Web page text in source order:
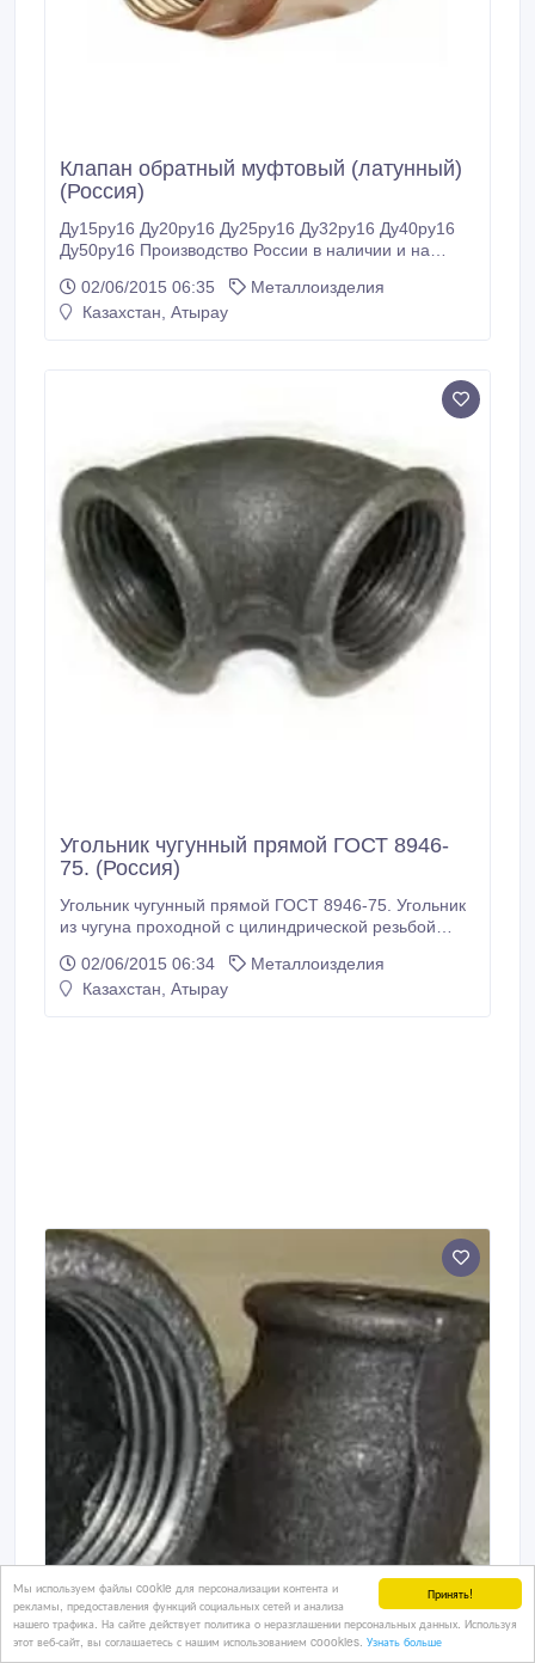
Принять!
Мы используем файлы cookie для персонализации контента и
рекламы, предоставления функций социальных сетей и анализа
нашего трафика. На сайте действует политика о неразглашении персональных данных. Используя
этот веб-сайт, вы соглашаетесь с нашим использованием coookies. Узнать больше
Клапан обратный муфтовый (латунный)
(Россия)
Ду15ру16 Ду20ру16 Ду25ру16 Ду32ру16 Ду40ру16
Ду50ру16 Производство России в наличии и на
02/06/2015 06:35
Металлоизделия
Казахстан, Атырау
Угольник чугунный прямой ГОСТ 8946-
75. (Россия)
Угольник чугунный прямой ГОСТ 8946-75. Угольник
из чугуна проходной с цилиндрической резьбой
газа и других неагрессивных сред при температурах
до 175 градусов. Угольник изготавливается с углом
02/06/2015 06:34
Металлоизделия
Казахстан, Атырау